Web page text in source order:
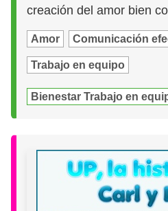
creación del amor bien
Amor Comunicación
Trabajo en equipo
Bienestar Trabajo en